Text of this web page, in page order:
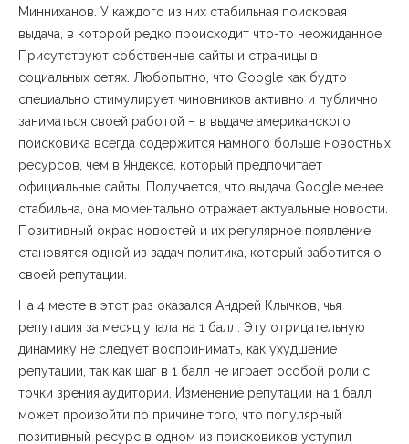
Минниханов. У каждого из них стабильная поисковая
выдача, в которой редко происходит что-то неожиданное.
Присутствуют собственные сайты и страницы в
социальных сетях. Любопытно, что Google как будто
специально стимулирует чиновников активно и публично
заниматься своей работой – в выдаче американского
поисковика всегда содержится намного больше новостных
ресурсов, чем в Яндексе, который предпочитает
официальные сайты. Получается, что выдача Google менее
стабильна, она моментально отражает актуальные новости.
Позитивный окрас новостей и их регулярное появление
становятся одной из задач политика, который заботится о
своей репутации.
На 4 месте в этот раз оказался Андрей Клычков, чья
репутация за месяц упала на 1 балл. Эту отрицательную
динамику не следует воспринимать, как ухудшение
репутации, так как шаг в 1 балл не играет особой роли с
точки зрения аудитории. Изменение репутации на 1 балл
может произойти по причине того, что популярный
позитивный ресурс в одном из поисковиков уступил